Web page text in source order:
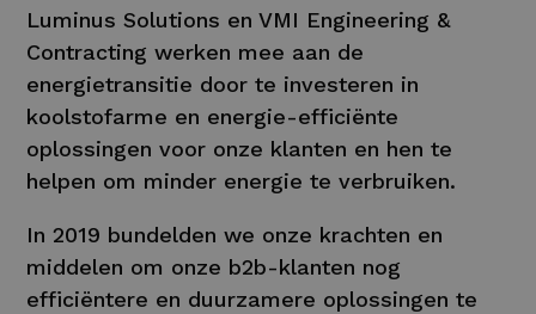
Luminus Solutions en VMI Engineering &
Contracting werken mee aan de
energietransitie door te investeren in
koolstofarme en energie-efficiënte
oplossingen voor onze klanten en hen te
helpen om minder energie te verbruiken.
In 2019 bundelden we onze krachten en
middelen om onze b2b-klanten nog
efficiëntere en duurzamere oplossingen te